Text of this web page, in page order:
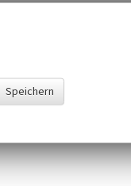
Ende 1900
in Bereborn